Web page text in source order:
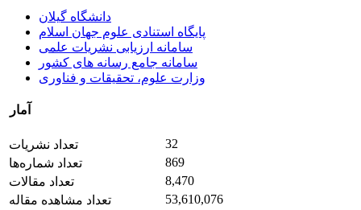
دانشگاه گیلان
پایگاه استنادی علوم جهان اسلام
سامانه ارزیابی نشریات علمی
سامانه جامع رسانه های کشور
وزارت علوم، تحقیقات و فناوری
آمار
تعداد نشریات
32
تعداد شماره‌ها
869
تعداد مقالات
8,470
تعداد مشاهده مقاله
53,610,076